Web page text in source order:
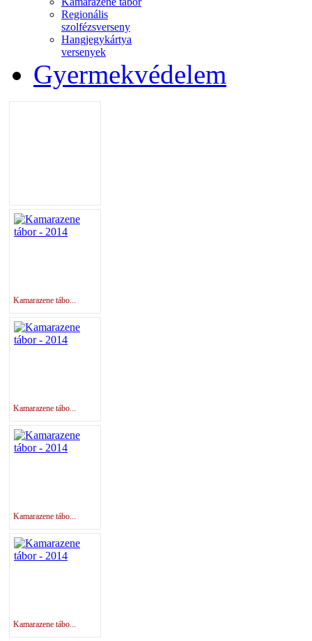
Regionális
szolfézsverseny
Hangjegykártya
versenyek
Gyermekvédelem
Kamarazene tábo...
Kamarazene tábo...
Kamarazene tábo...
Kamarazene tábo...